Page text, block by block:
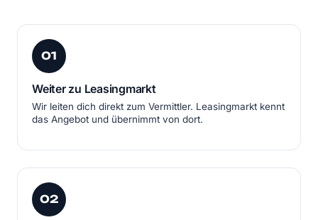
01
Weiter zu Leasingmarkt
Wir leiten dich direkt zum Vermittler. Leasingmarkt kennt
das Angebot und übernimmt von dort.
02